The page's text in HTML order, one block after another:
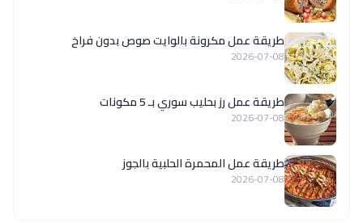
طريقة عمل مكرونة بالوايت صوص بدون فراخ
2026-07-08
طريقة عمل رز بحليب سوري بـ 5 مكونات
2026-07-08
طريقة عمل المحمرة الحلبية بالجوز
2026-07-08